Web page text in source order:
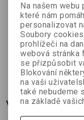
Mořský svět
– zvířátkové
omalovánk
y pro
nejmenší A5
Filip Škoda
18 Kč 20 Kč
Více o knize
Na našem
které nám
personalizovat
Soubory
prohlížeči na
webová stránka
se přizpůsobit
Blokování
na vaši
také nebudeme
na základě